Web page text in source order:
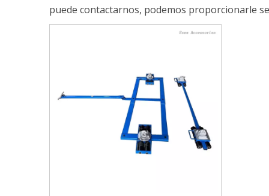
puede contactarnos, podemos proporcionarle